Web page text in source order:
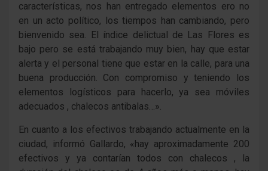
características, nos han entregado elementos ero no
en un acto político, los tiempos han cambiando, pero
bienvenido sea. El índice delictual de Las Flores es
bajo pero se está trabajando muy bien, hay que estar
alerta y el personal tiene que estar en la calle, para una
buena producción. Con compromiso y teniendo los
elementos logísticos para hacerlo, ya sea móviles
adecuados , chalecos antibalas…».
En cuanto a los efectivos trabajando actualmente en la
ciudad, informó Gallardo, «hay aproximadamente 200
efectivos y ya contarían todos con chalecos , la